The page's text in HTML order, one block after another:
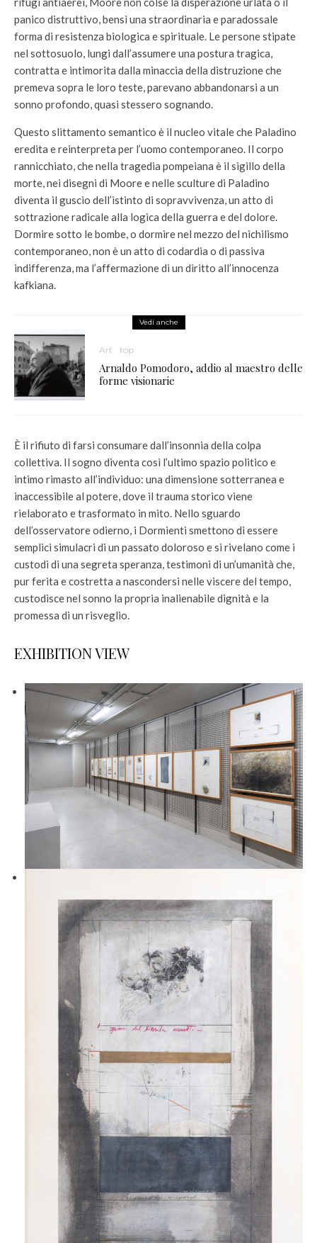
panico distruttivo, bensì una straordinaria e paradossale
forma di resistenza biologica e spirituale. Le persone stipate
nel sottosuolo, lungi dall’assumere una postura tragica,
contratta e intimorita dalla minaccia della distruzione che
premeva sopra le loro teste, parevano abbandonarsi a un
sonno profondo, quasi stessero sognando.
Questo slittamento semantico è il nucleo vitale che Paladino
eredita e reinterpreta per l’uomo contemporaneo. Il corpo
rannicchiato, che nella tragedia pompeiana è il sigillo della
morte, nei disegni di Moore e nelle sculture di Paladino
diventa il guscio dell’istinto di sopravvivenza, un atto di
sottrazione radicale alla logica della guerra e del dolore.
Dormire sotto le bombe, o dormire nel mezzo del nichilismo
contemporaneo, non è un atto di codardia o di passiva
indifferenza, ma l’affermazione di un diritto all’innocenza
kafkiana.
Vedi anche
Art top
Arnaldo Pomodoro, addio al maestro delle
forme visionarie
È il rifiuto di farsi consumare dall’insonnia della colpa
collettiva. Il sogno diventa così l’ultimo spazio politico e
intimo rimasto all’individuo: una dimensione sotterranea e
inaccessibile al potere, dove il trauma storico viene
rielaborato e trasformato in mito. Nello sguardo
dell’osservatore odierno, i Dormienti smettono di essere
semplici simulacri di un passato doloroso e si rivelano come i
custodi di una segreta speranza, testimoni di un’umanità che,
pur ferita e costretta a nascondersi nelle viscere del tempo,
custodisce nel sonno la propria inalienabile dignità e la
promessa di un risveglio.
EXHIBITION VIEW